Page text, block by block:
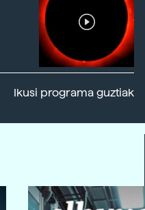
Ikusi programa guztiak